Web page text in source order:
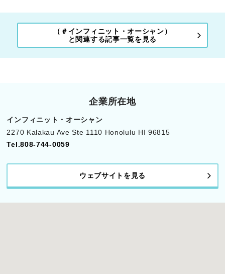
（＃インフィニット・オーシャン）
と関連する記事一覧を見る
企業所在地
インフィニット・オーシャン
2270 Kalakau Ave Ste 1110 Honolulu HI 96815
Tel.808-744-0059
ウェブサイトを見る